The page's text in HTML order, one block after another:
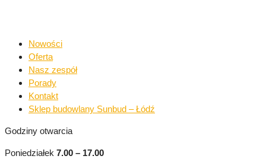
Nowości
Oferta
Nasz zespół
Porady
Kontakt
Sklep budowlany Sunbud – Łódź
Godziny otwarcia
Poniedziałek 7.00 – 17.00